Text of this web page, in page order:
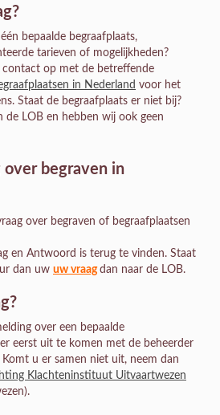
bepaalde begraafplaats,
tarieven of mogelijkheden?
contact op met de betreffende
in Nederland voor het
Staat de begraafplaats er niet bij?
de LOB en hebben wij ook geen
begraven in
over begraven of begraafplaatsen
en Antwoord is terug te vinden. Staat
dan uw uw vraag dan naar de LOB.
over een bepaalde
eerst uit te komen met de beheerder
Komt u er samen niet uit, neem dan
Klachteninstituut Uitvaartwezen